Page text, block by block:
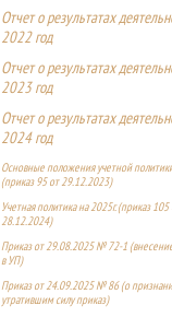
Отчет о результатах
2022 год
Отчет о результатах
2023 год
Отчет о результатах
2024 год
Основные положения учетной
(приказ 95 от 29.12.2023)
Учетная политика на 2025г. (приказ 105
28.12.2024)
Приказ от 29.08.2025 № 72-1
в УП)
Приказ от 24.09.2025 № 86 (о
утратившим силу приказ)